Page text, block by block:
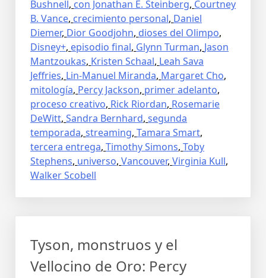
Bushnell, con Jonathan E. Steinberg, Courtney
B. Vance, crecimiento personal, Daniel
Diemer, Dior Goodjohn, dioses del Olimpo,
Disney+, episodio final, Glynn Turman, Jason
Mantzoukas, Kristen Schaal, Leah Sava
Jeffries, Lin-Manuel Miranda, Margaret Cho,
mitología, Percy Jackson, primer adelanto,
proceso creativo, Rick Riordan, Rosemarie
DeWitt, Sandra Bernhard, segunda
temporada, streaming, Tamara Smart,
tercera entrega, Timothy Simons, Toby
Stephens, universo, Vancouver, Virginia Kull,
Walker Scobell
Tyson, monstruos y el
Vellocino de Oro: Percy